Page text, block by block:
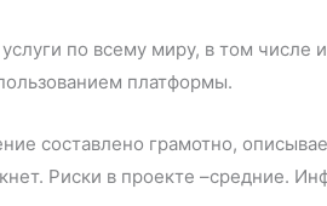
по всему миру, в том
платформы.
составлено грамотно,
Риски в проекте –средние.